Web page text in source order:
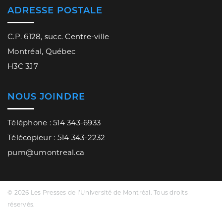
ADRESSE POSTALE
C.P. 6128, succ. Centre-ville
Montréal, Québec
H3C 3J7
NOUS JOINDRE
Téléphone : 514 343-6933
Télécopieur : 514 343-2232
pum@umontreal.ca
© 2026 Les Presses de l’Université de Montréal. Tous droits
réservés.